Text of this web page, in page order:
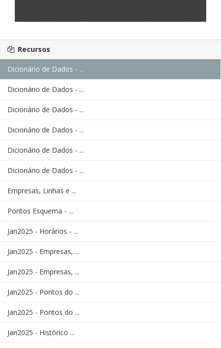
Recursos
Dicionário de Dados - ...
Dicionário de Dados - ...
Dicionário de Dados - ...
Dicionário de Dados - ...
Dicionário de Dados - ...
Dicionário de Dados - ...
Empresas, Linhas e ...
Pontos Esquema - ...
Jan2025 - Horários - ...
Jan2025 - Empresas, ...
Jan2025 - Empresas, ...
Jan2025 - Pontos do ...
Jan2025 - Pontos do ...
Jan2025 - Histórico ...